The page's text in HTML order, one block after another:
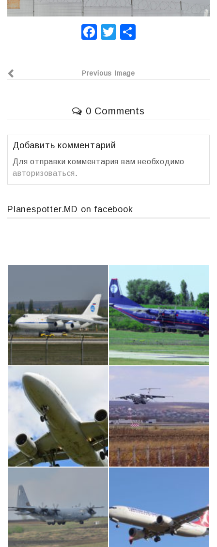
F
e
o
o
k
T
er р
в
и
т
ь
Previous Image
0 Comments
Добавить комментарий
Для отправки комментария вам необходимо
авторизоваться.
Planespotter.MD on facebook
An124, RA-82013 An12, UR-CGV